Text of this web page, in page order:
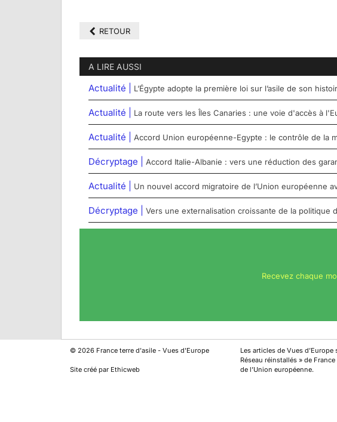
RETOUR
A LIRE AUSSI
Actualité | L’Égypte adopte la première loi sur l’asile de son
Actualité | La route vers les Îles Canaries : une voie d'accès à
Actualité | Accord Union européenne-Egypte : le contrôle de la
Décryptage | Accord Italie-Albanie : vers une réduction des
Actualité | Un nouvel accord migratoire de l’Union européenne
Décryptage | Vers une externalisation croissante de la politique
Recevez chaque
© 2026 France terre d'asile - Vues d'Europe
Site créé par Ethicweb
Les articles de Vues
Réseau réinstallés » de
de l’Union européenne.